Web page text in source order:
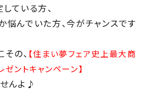
ている方、
悩んでいた方、今がチャンスです
の、 【住まい夢フェア史上最大商
ントキャンペーン】
んよ♪